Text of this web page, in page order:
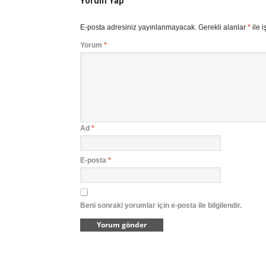
E-posta adresiniz yayınlanmayacak. Gerekli alanlar *ile
Yorum *
Ad *
E-posta *
Beni sonraki yorumlar için e-posta ile bilgilendir.